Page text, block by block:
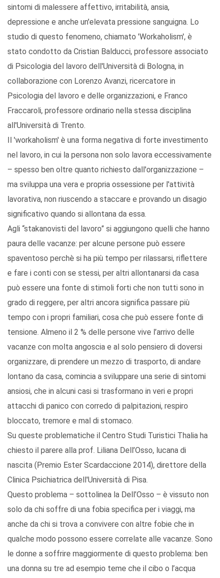
sintomi di malessere affettivo, irritabilità, ansia,
depressione e anche un'elevata pressione sanguigna. Lo
studio di questo fenomeno, chiamato 'Workaholism', è
stato condotto da Cristian Balducci, professore associato
di Psicologia del lavoro dell'Università di Bologna, in
collaborazione con Lorenzo Avanzi, ricercatore in
Psicologia del lavoro e delle organizzazioni, e Franco
Fraccaroli, professore ordinario nella stessa disciplina
all'Università di Trento.
Il 'workaholism' è una forma negativa di forte investimento
nel lavoro, in cui la persona non solo lavora eccessivamente
– spesso ben oltre quanto richiesto dall'organizzazione –
ma sviluppa una vera e propria ossessione per l'attività
lavorativa, non riuscendo a staccare e provando un disagio
significativo quando si allontana da essa.
Agli “stakanovisti del lavoro” si aggiungono quelli che hanno
paura delle vacanze: per alcune persone può essere
spaventoso perchè si ha più tempo per rilassarsi, riflettere
e fare i conti con se stessi, per altri allontanarsi da casa
può essere una fonte di stimoli forti che non tutti sono in
grado di reggere, per altri ancora significa passare più
tempo con i propri familiari, cosa che può essere fonte di
tensione. Almeno il 2 % delle persone vive l’arrivo delle
vacanze con molta angoscia e al solo pensiero di doversi
organizzare, di prendere un mezzo di trasporto, di andare
lontano da casa, comincia a sviluppare una serie di sintomi
ansiosi, che in alcuni casi si trasformano in veri e propri
attacchi di panico con corredo di palpitazioni, respiro
bloccato, tremore e mal di stomaco.
Su queste problematiche il Centro Studi Turistici Thalia ha
chiesto il parere alla prof. Liliana Dell’Osso, lucana di
nascita (Premio Ester Scardaccione 2014), direttore della
Clinica Psichiatrica dell'Università di Pisa.
Questo problema – sottolinea la Dell’Osso – è vissuto non
solo da chi soffre di una fobia specifica per i viaggi, ma
anche da chi si trova a convivere con altre fobie che in
qualche modo possono essere correlate alle vacanze. Sono
le donne a soffrire maggiormente di questo problema: ben
una donna su tre ad esempio teme che il cibo o l’acqua